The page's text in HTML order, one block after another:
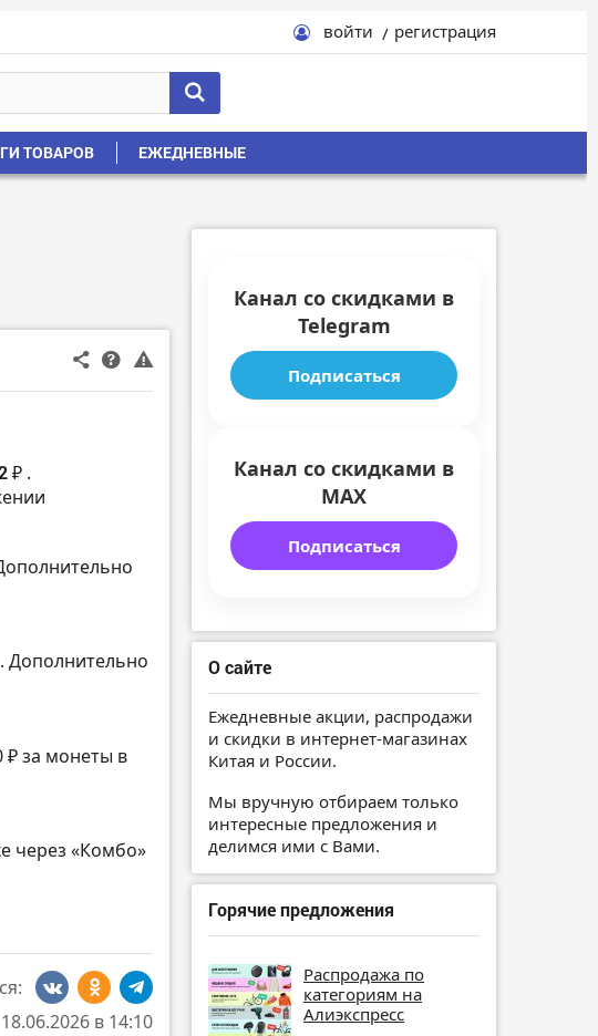
войти регистрация
ТОВАРОВ ЕЖЕДНЕВНЫЕ
₽ .
. Дополнительно
₽ за монеты в
через «Комбо»
18.06.2026 в 14:10
Канал со скидками в
Telegram
Подписаться
Канал со скидками в
MAX
Подписаться
О сайте
Ежедневные акции, распродажи
и скидки в интернет-магазинах
Китая и России.
Мы вручную отбираем только
интересные предложения и
делимся ими с Вами.
Горячие предложения
Распродажа по
категориям на
Алиэкспресс